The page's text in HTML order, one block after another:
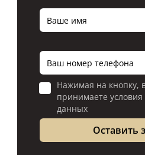
Нажимая на кнопку,
принимаете
данных